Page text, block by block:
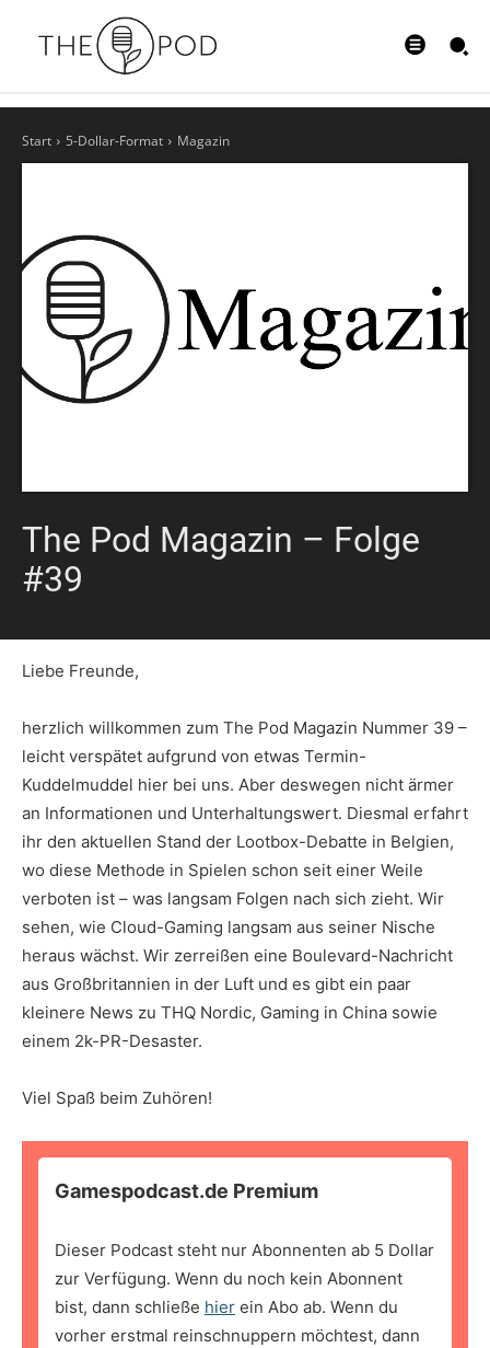
Start 5-Dollar-Format Magazin
The Pod Magazin – Folge
#39
Liebe Freunde,
herzlich willkommen zum The Pod Magazin Nummer 39 –
leicht verspätet aufgrund von etwas Termin-
Kuddelmuddel hier bei uns. Aber deswegen nicht ärmer
an Informationen und Unterhaltungswert. Diesmal erfahrt
ihr den aktuellen Stand der Lootbox-Debatte in Belgien,
wo diese Methode in Spielen schon seit einer Weile
verboten ist – was langsam Folgen nach sich zieht. Wir
sehen, wie Cloud-Gaming langsam aus seiner Nische
heraus wächst. Wir zerreißen eine Boulevard-Nachricht
aus Großbritannien in der Luft und es gibt ein paar
kleinere News zu THQ Nordic, Gaming in China sowie
einem 2k-PR-Desaster.
Viel Spaß beim Zuhören!
Gamespodcast.de Premium
Dieser Podcast steht nur Abonnenten ab 5 Dollar
zur Verfügung. Wenn du noch kein Abonnent
bist, dann schließe hier ein Abo ab. Wenn du
vorher erstmal reinschnuppern möchtest, dann